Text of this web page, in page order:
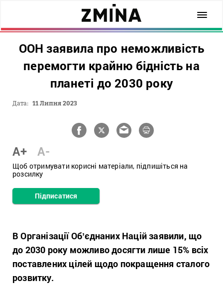
ООН заявила про неможливість
перемогти крайню бідність на
планеті до 2030 року
Дата: 11 Липня 2023
A+ A-
Щоб отримувати корисні матеріали, підпишіться на
розсилку
Підписатися
В Організації Обʼєднаних Націй заявили, що
до 2030 року можливо досягти лише 15% всіх
поставлених цілей щодо покращення сталого
розвитку.